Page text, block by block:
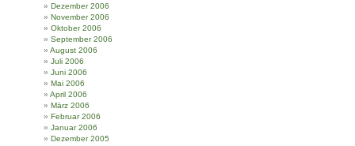
Dezember 2006
November 2006
Oktober 2006
September 2006
August 2006
Juli 2006
Juni 2006
Mai 2006
April 2006
März 2006
Februar 2006
Januar 2006
Dezember 2005